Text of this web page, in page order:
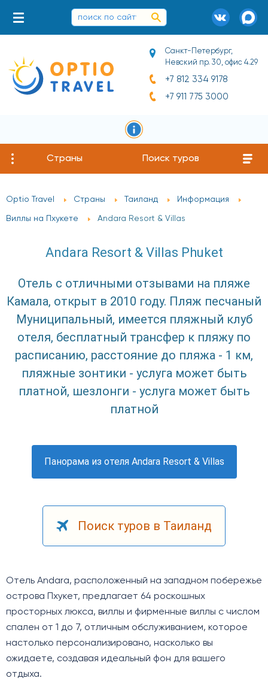
Санкт-Петербург,
Невский пр. 30, офис 4.29
+7 812 334 9178
+7 911 775 3000
Страны Поиск туров
Optio Travel Страны Таиланд Информация
Виллы на Пхукете Andara Resort & Villas
Andara Resort & Villas Phuket
Отель с отличными отзывами на пляже
Камала, открыт в 2010 году. Пляж песчаный
Муниципальный, имеется пляжный клуб
отеля, бесплатный трансфер к пляжу по
расписанию, расстояние до пляжа - 1 км,
пляжные зонтики - услуга может быть
платной, шезлонги - услуга может быть
платной
Панорама из отеля Andara Resort & Villas
Поиск туров в Таиланд
Отель Andara, расположенный на западном побережье
острова Пхукет, предлагает 64 роскошных
просторных люкса, виллы и фирменные виллы с числом
спален от 1 до 7, отличным обслуживанием, которое
настолько персонализировано, насколько вы
ожидаете, создавая идеальный фон для вашего
отдыха.